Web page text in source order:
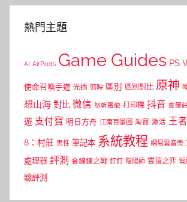
熱門主題
AI AirPods Game Guides PS
使命召喚手遊 光遇 剪映 區別 區別對比 原神
想山海 對比 微信 怒斬屠龍 打印機 抖音 摩爾
遊 支付寶 明日方舟 江南百景圖 淘寶 激活 王
8：村莊 男性 筆記本 系統教程 網易雲音樂
處理器 評測 金鏟鏟之戰 釘釘 陰陽師 雲頂之弈 電
驗評測